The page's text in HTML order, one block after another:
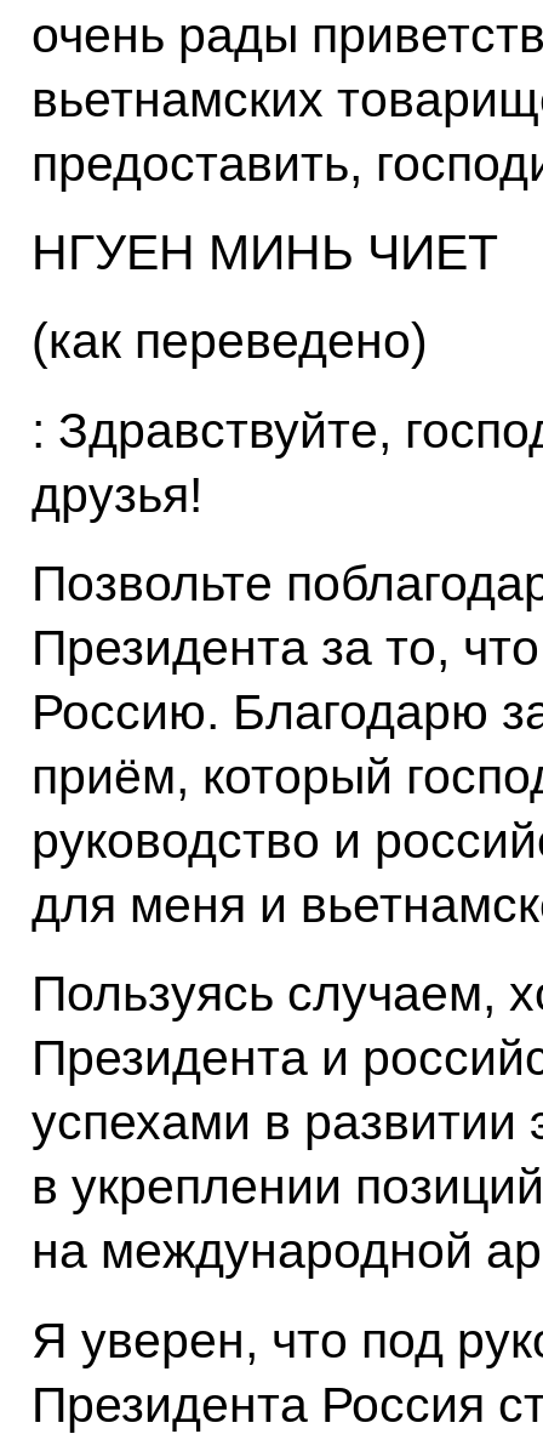
очень рады
вьетнамских
предоставить,
НГУЕН МИНЬ ЧИЕТ
(как переведено)
: Здравствуйте,
друзья!
Позвольте
Президента за то,
Россию. Благодарю
приём, который
руководство и
для меня и
Пользуясь случаем,
Президента и
успехами в развитии
в укреплении
на международной
Я уверен, что под
Президента Россия